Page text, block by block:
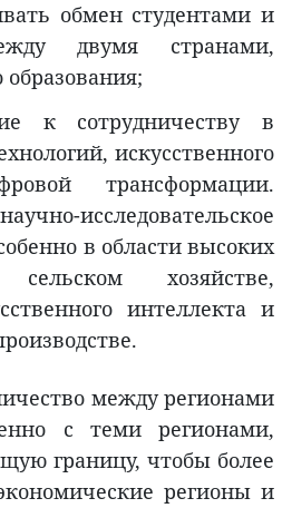
обмен студентами и
двумя странами,
к сотрудничеству в
искусственного
трансформации.
исследовательское
в области высоких
хозяйстве,
интеллекта и
между регионами
с теми регионами,
границу, чтобы более
регионы и